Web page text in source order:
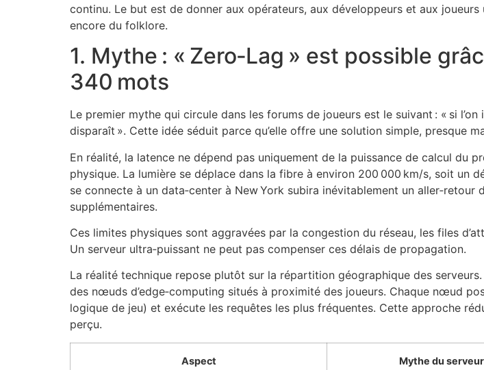
continu. Le but est de donner aux opérateurs, aux développeurs et aux
encore du folklore.
1. Mythe : « Zero‑Lag » est possible
340 mots
Le premier mythe qui circule dans les forums de joueurs est le suivant : « si
disparaît ». Cette idée séduit parce qu’elle offre une solution simple, presque
En réalité, la latence ne dépend pas uniquement de la puissance de calcul du
physique. La lumière se déplace dans la fibre à environ 200 000 km/s, soit un
se connecte à un data‑center à New York subira inévitablement un
supplémentaires.
Ces limites physiques sont aggravées par la congestion du réseau, les files
Un serveur ultra‑puissant ne peut pas compenser ces délais de propagation.
La réalité technique repose plutôt sur la répartition géographique des
des nœuds d’edge‑computing situés à proximité des joueurs. Chaque nœud
logique de jeu) et exécute les requêtes les plus fréquentes. Cette approche
perçu.
Aspect Mythe du